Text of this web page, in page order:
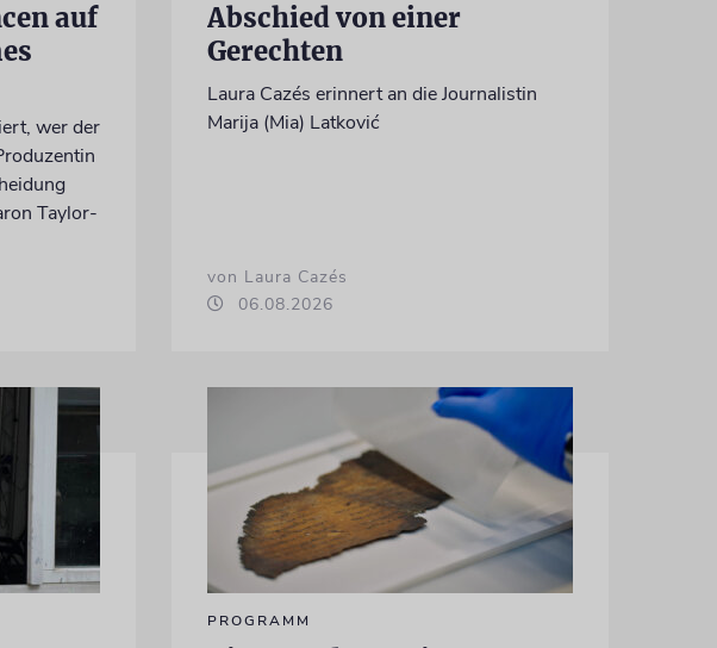
auf
wer der
Taylor-
Abschied von einer
Gerechten
Laura Cazés erinnert an die Journalistin
Marija (Mia) Latković
von Laura Cazés
06.08.2026
PROGRAMM